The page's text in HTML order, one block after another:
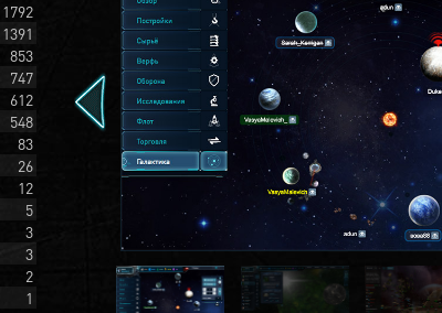
1792
1391
853
747
612
548
83
26
12
5
3
3
2
1